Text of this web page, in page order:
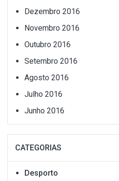
Dezembro 2016
Novembro 2016
Outubro 2016
Setembro 2016
Agosto 2016
Julho 2016
Junho 2016
CATEGORIAS
Desporto